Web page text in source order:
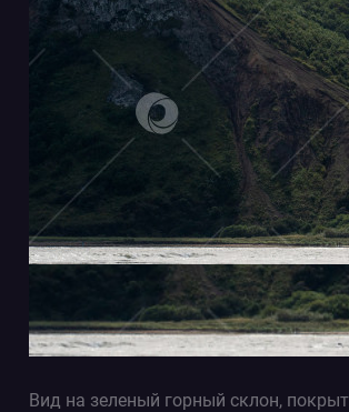
Вид на зеленый горный склон,